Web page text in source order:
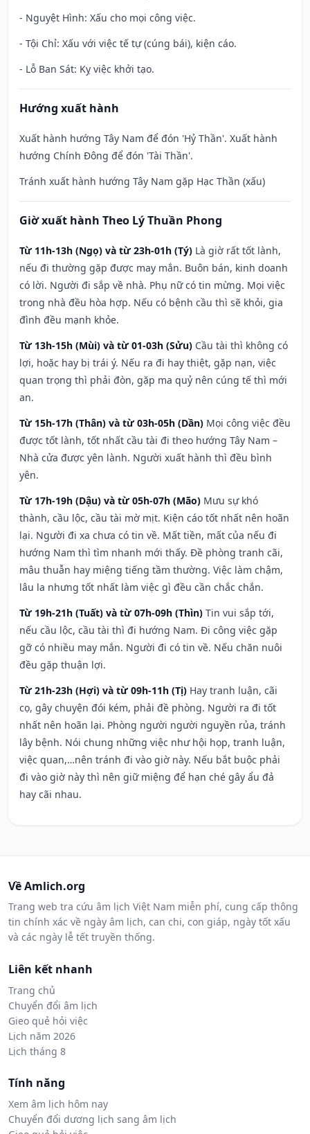
- Nguyệt Hình: Xấu cho mọi công việc.
- Tội Chỉ: Xấu với việc tế tự (cúng bái), kiện cáo.
- Lỗ Ban Sát: Kỵ việc khởi tạo.
Hướng xuất hành
Xuất hành hướng Tây Nam để đón 'Hỷ Thần'. Xuất hành
hướng Chính Đông để đón 'Tài Thần'.
Tránh xuất hành hướng Tây Nam gặp Hạc Thần (xấu)
Giờ xuất hành Theo Lý Thuần Phong
Từ 11h-13h (Ngọ) và từ 23h-01h (Tý) Là giờ rất tốt lành,
nếu đi thường gặp được may mắn. Buôn bán, kinh doanh
có lời. Người đi sắp về nhà. Phụ nữ có tin mừng. Mọi việc
trong nhà đều hòa hợp. Nếu có bệnh cầu thì sẽ khỏi, gia
đình đều mạnh khỏe.
Từ 13h-15h (Mùi) và từ 01-03h (Sửu) Cầu tài thì không có
lợi, hoặc hay bị trái ý. Nếu ra đi hay thiệt, gặp nạn, việc
quan trọng thì phải đòn, gặp ma quỷ nên cúng tế thì mới
an.
Từ 15h-17h (Thân) và từ 03h-05h (Dần) Mọi công việc đều
được tốt lành, tốt nhất cầu tài đi theo hướng Tây Nam –
Nhà cửa được yên lành. Người xuất hành thì đều bình
yên.
Từ 17h-19h (Dậu) và từ 05h-07h (Mão) Mưu sự khó
thành, cầu lộc, cầu tài mờ mịt. Kiện cáo tốt nhất nên hoãn
lại. Người đi xa chưa có tin về. Mất tiền, mất của nếu đi
hướng Nam thì tìm nhanh mới thấy. Đề phòng tranh cãi,
mâu thuẫn hay miệng tiếng tầm thường. Việc làm chậm,
lâu la nhưng tốt nhất làm việc gì đều cần chắc chắn.
Từ 19h-21h (Tuất) và từ 07h-09h (Thìn) Tin vui sắp tới,
nếu cầu lộc, cầu tài thì đi hướng Nam. Đi công việc gặp
gỡ có nhiều may mắn. Người đi có tin về. Nếu chăn nuôi
đều gặp thuận lợi.
Từ 21h-23h (Hợi) và từ 09h-11h (Tị) Hay tranh luận, cãi
cọ, gây chuyện đói kém, phải đề phòng. Người ra đi tốt
nhất nên hoãn lại. Phòng người người nguyền rủa, tránh
lây bệnh. Nói chung những việc như hội họp, tranh luận,
việc quan,…nên tránh đi vào giờ này. Nếu bắt buộc phải
đi vào giờ này thì nên giữ miệng để hạn ché gây ẩu đả
hay cãi nhau.
Về Amlich.org
Trang web tra cứu âm lịch Việt Nam miễn phí, cung cấp thông
tin chính xác về ngày âm lịch, can chi, con giáp, ngày tốt xấu
và các ngày lễ tết truyền thống.
Liên kết nhanh
Trang chủ
Chuyển đổi âm lịch
Gieo quẻ hỏi việc
Lịch năm 2026
Lịch tháng 8
Tính năng
Xem âm lịch hôm nay
Chuyển đổi dương lịch sang âm lịch